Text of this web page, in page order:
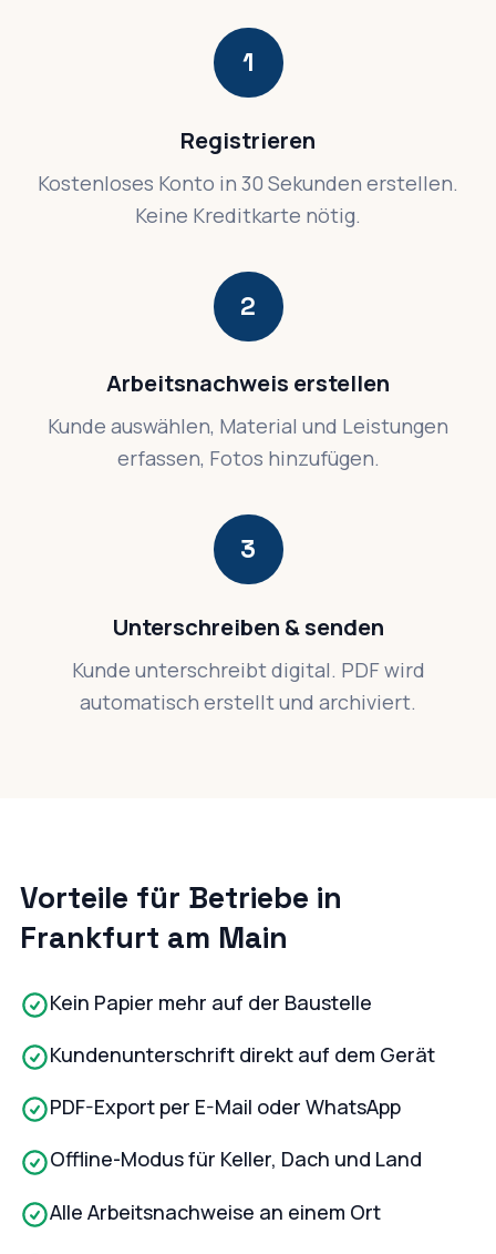
1
Registrieren
Kostenloses Konto in 30 Sekunden erstellen.
Keine Kreditkarte nötig.
2
Arbeitsnachweis erstellen
Kunde auswählen, Material und Leistungen
erfassen, Fotos hinzufügen.
3
Unterschreiben & senden
Kunde unterschreibt digital. PDF wird
automatisch erstellt und archiviert.
Vorteile für Betriebe in
Frankfurt am Main
Kein Papier mehr auf der Baustelle
Kundenunterschrift direkt auf dem Gerät
PDF-Export per E-Mail oder WhatsApp
Offline-Modus für Keller, Dach und Land
Alle Arbeitsnachweise an einem Ort